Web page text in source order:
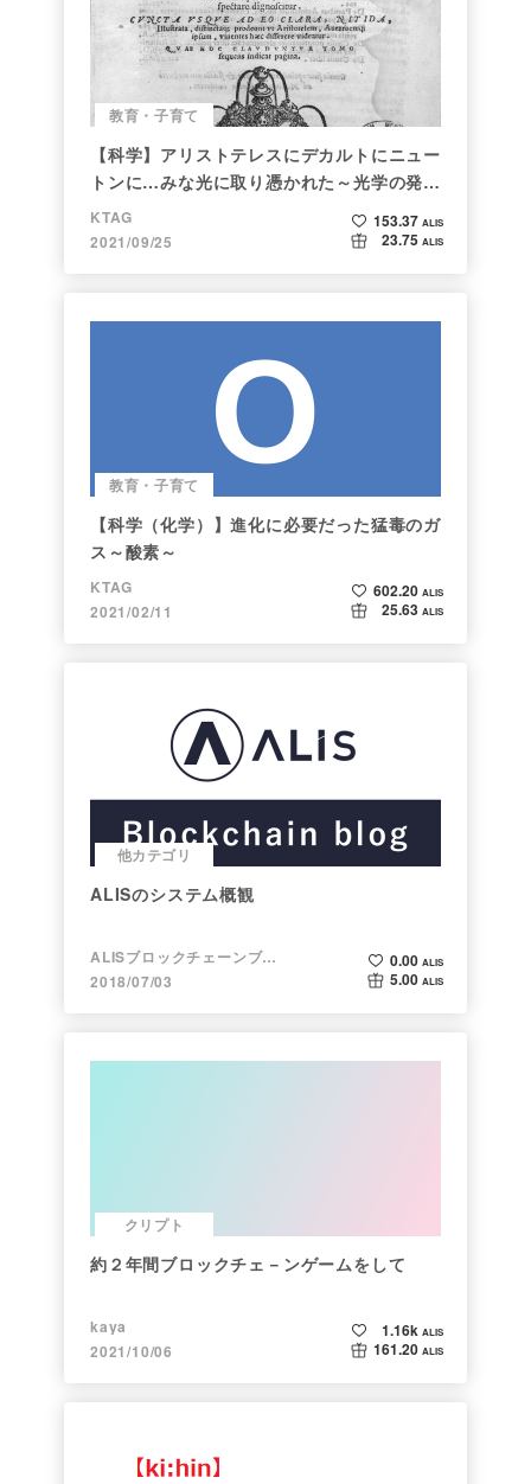
教育・子育て
【科学】アリストテレスにデカルトにニュー
トンに…みな光に取り憑かれた～光学の発展
～
KTAG
2021/09/25
153.37 ALIS
23.75 ALIS
教育・子育て
【科学（化学）】進化に必要だった猛毒のガ
ス～酸素～
KTAG
2021/02/11
602.20 ALIS
25.63 ALIS
他カテゴリ
ALISのシステム概観
ALISブロックチェーンブログ
2018/07/03
0.00 ALIS
5.00 ALIS
クリプト
約２年間ブロックチェ－ンゲームをして
kaya
2021/10/06
1.16k ALIS
161.20 ALIS